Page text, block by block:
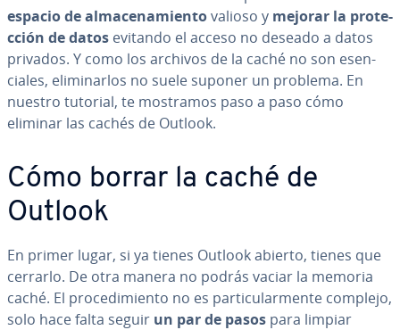
espacio de al­ma­ce­na­mie­n­tovalioso y mejorar la pro­te­
c­ción de datos evitando el acceso no deseado a datos
privados. Y como los archivos de la caché no son ese­n­
cia­les, eli­mi­nar­los no suele suponer un problema. En
nuestro tutorial, te mostramos paso a paso cómo
eliminar las cachés de Outlook.
Cómo borrar la caché de
Outlook
En primer lugar, si ya tienes Outlook abierto, tienes que
cerrarlo. De otra manera no podrás vaciar la memoria
caché. El pro­ce­di­mie­n­to no es pa­r­ti­cu­la­r­me­n­te complejo,
solo hace falta seguir un par de pasos para limpiar